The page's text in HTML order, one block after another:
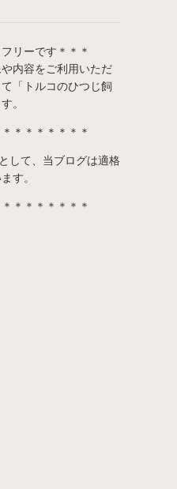
リーです＊＊＊
内容をご利用いただ
「トルコのひつじ飼
。
＊＊＊＊＊＊＊
して、当ブログは適格
す。
＊＊＊＊＊＊＊